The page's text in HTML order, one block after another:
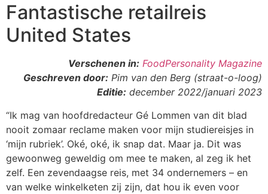
Fantastische retailreis
United States
Verschenen in: FoodPersonality Magazine
Geschreven door: Pim van den Berg (straat-o-loog)
Editie: december 2022/januari 2023
“Ik mag van hoofdredacteur Gé Lommen van dit blad
nooit zomaar reclame maken voor mijn studiereisjes in
‘mijn rubriek’. Oké, oké, ik snap dat. Maar ja. Dit was
gewoonweg geweldig om mee te maken, al zeg ik het
zelf. Een zevendaagse reis, met 34 ondernemers – en
van welke winkelketen zij zijn, dat hou ik even voor